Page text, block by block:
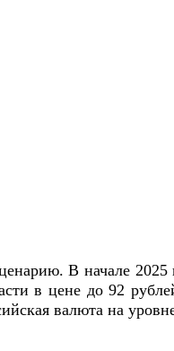
В начале 2025
в цене до 92
валюта на